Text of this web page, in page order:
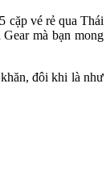
cặp vé rẻ qua Thái
mà bạn mong
đôi khi là như